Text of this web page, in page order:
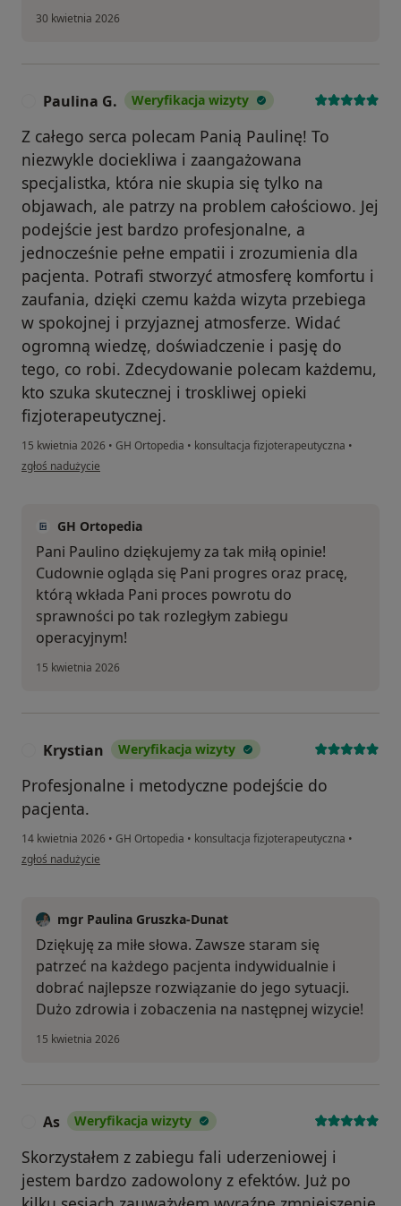
30 kwietnia 2026
Paulina G. Weryfikacja wizyty
Z całego serca polecam Panią Paulinę! To
niezwykle dociekliwa i zaangażowana
specjalistka, która nie skupia się tylko na
objawach, ale patrzy na problem całościowo. Jej
podejście jest bardzo profesjonalne, a
jednocześnie pełne empatii i zrozumienia dla
pacjenta. Potrafi stworzyć atmosferę komfortu i
zaufania, dzięki czemu każda wizyta przebiega
w spokojnej i przyjaznej atmosferze. Widać
ogromną wiedzę, doświadczenie i pasję do
tego, co robi. Zdecydowanie polecam każdemu,
kto szuka skutecznej i troskliwej opieki
fizjoterapeutycznej.
15 kwietnia 2026 • GH Ortopedia • konsultacja fizjoterapeutyczna •
w opinii użytkownika Paulina G.
zgłoś nadużycie
GH Ortopedia
Pani Paulino dziękujemy za tak miłą opinie!
Cudownie ogląda się Pani progres oraz pracę,
którą wkłada Pani proces powrotu do
sprawności po tak rozległym zabiegu
operacyjnym!
15 kwietnia 2026
Krystian Weryfikacja wizyty
Profesjonalne i metodyczne podejście do
pacjenta.
14 kwietnia 2026 • GH Ortopedia • konsultacja fizjoterapeutyczna •
w opinii użytkownika Krystian
zgłoś nadużycie
mgr Paulina Gruszka-Dunat
Dziękuję za miłe słowa. Zawsze staram się
patrzeć na każdego pacjenta indywidualnie i
dobrać najlepsze rozwiązanie do jego sytuacji.
Dużo zdrowia i zobaczenia na następnej wizycie!
15 kwietnia 2026
As Weryfikacja wizyty
Skorzystałem z zabiegu fali uderzeniowej i
jestem bardzo zadowolony z efektów. Już po